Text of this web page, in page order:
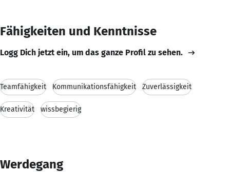
Fähigkeiten und Kenntnisse
Logg Dich jetzt ein, um das ganze Profil zu sehen.
Teamfähigkeit Kommunikationsfähigkeit Zuverlässigkeit
Kreativität wissbegierig
Werdegang